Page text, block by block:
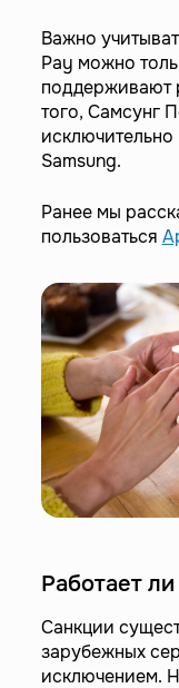
Важно
Pay можно
поддерживают
того, Самсунг
Samsung.
Ранее мы
пользоваться
Работает
Санкции
зарубежных
исключением.